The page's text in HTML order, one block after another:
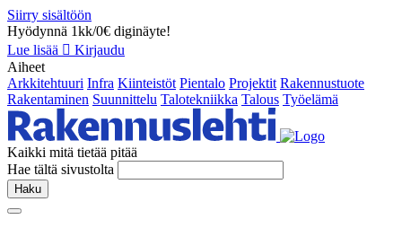
Siirry sisältöön
Hyödynnä 1kk/0€ diginäyte!
Lue lisää
Kirjaudu
Aiheet
Arkkitehtuuri Infra Kiinteistöt Pientalo Projektit Rakennustuote
Rakentaminen Suunnittelu Talotekniikka Talous Työelämä
Kaikki mitä tietää pitää
Hae tältä sivustolta
Haku